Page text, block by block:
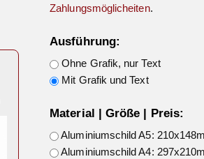
Zahlungsmöglicheiten.
Ausführung:
Ohne Grafik, nur Text
Mit Grafik und Text
Material | Größe | Preis:
Aluminiumschild A5:
Aluminiumschild A4: